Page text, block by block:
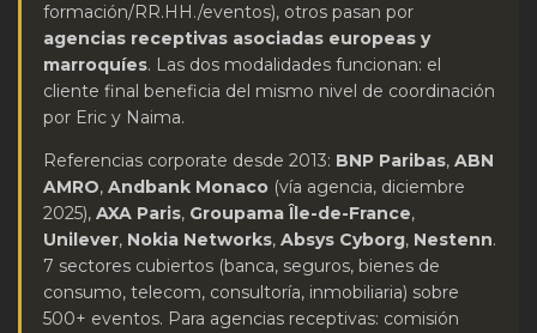
formación/RR.HH./eventos), otros pasan por
agencias receptivas asociadas europeas y
marroquíes. Las dos modalidades funcionan: el
cliente final beneficia del mismo nivel de coordinación
por Eric y Naima.
Referencias corporate desde 2013: BNP Paribas, ABN
AMRO, Andbank Monaco (vía agencia, diciembre
2025), AXA Paris, Groupama Île-de-France,
Unilever, Nokia Networks, Absys Cyborg, Nestenn.
7 sectores cubiertos (banca, seguros, bienes de
consumo, telecom, consultoría, inmobiliaria) sobre
500+ eventos. Para agencias receptivas: comisión